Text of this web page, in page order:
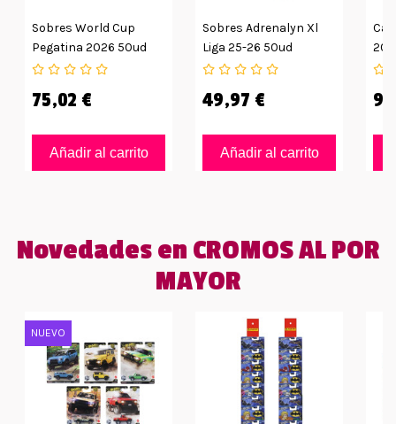
Sobres World Cup
Pegatina 2026 50ud
75,02 €
Añadir al carrito
Sobres Adrenalyn Xl
Liga 25-26 50ud
49,97 €
Añadir al carrito
Novedades en CROMOS AL POR
MAYOR
NUEVO